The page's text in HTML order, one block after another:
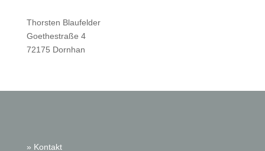
Thorsten Blaufelder
Goethestraße 4
72175 Dornhan
» Kontakt